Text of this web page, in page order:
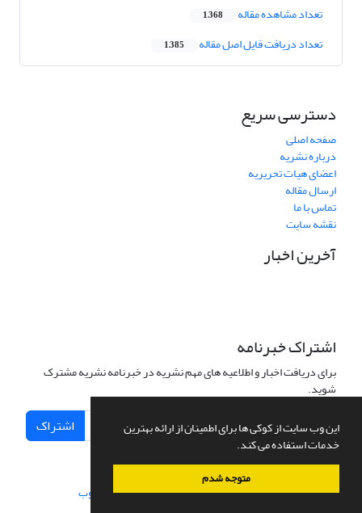
این وب سایت از کوکی ها برای اطمینان از ارائه بهترین
خدمات استفاده می کند.
متوجه شدم
تعداد مشاهده مقاله 1,368
تعداد دریافت فایل اصل مقاله 1,385
دسترسی سریع
صفحه اصلی
درباره نشریه
اعضای هیات تحریریه
ارسال مقاله
تماس با ما
نقشه سایت
آخرین اخبار
اشتراک خبرنامه
برای دریافت اخبار و اطلاعیه های مهم نشریه در خبرنامه نشریه مشترک
شوید.
اشتراک
سامانه مدیریت نشریات علمی.طراحی و پیاده سازی از سیناوب